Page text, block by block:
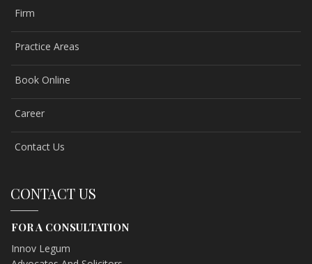
Firm
Practice Areas
Book Online
Career
Contact Us
CONTACT US
FOR A CONSULTATION
Innov Legum